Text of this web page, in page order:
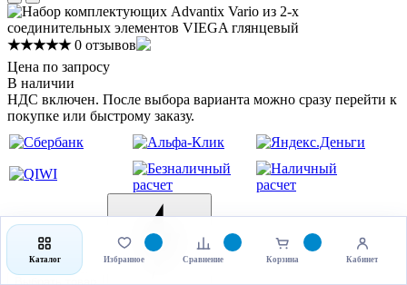
★★★★★ 0 отзывов
Цена по запросу
В наличии
НДС включен. После выбора варианта можно сразу перейти к
покупке или быстрому заказу.
Выбрать товар
Каталог Избранное Сравнение Корзина Кабинет